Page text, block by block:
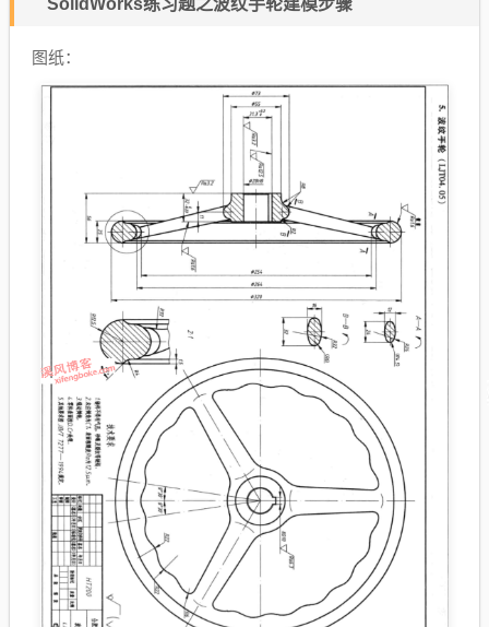
SolidWorks练习题之波纹手轮建模步骤
图纸：